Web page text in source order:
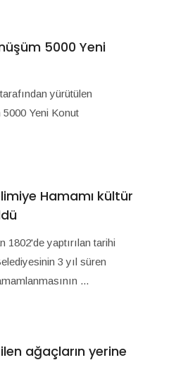
5000 Yeni
yürütülen
Yeni Konut
Hamamı kültür
1802'de yaptırılan tarihi
3 yıl süren
...
ağaçların yerine